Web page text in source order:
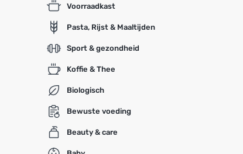
Voorraadkast
Pasta, Rijst & Maaltijden
Sport & gezondheid
Koffie & Thee
Biologisch
Bewuste voeding
Beauty & care